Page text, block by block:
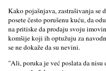
Kako pojašnjava, zastrašivanja se
posete često porušenu kuću, da
na pritiske da prodaju svoju
komšije koji ih optužuju za
se ne dokaže da su nevini.
"Ali, poruka je već poslata da